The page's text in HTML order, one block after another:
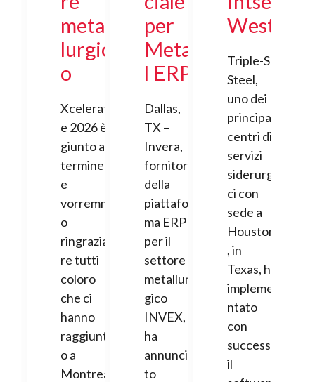
metal
lurgic
o
Xcelerat
e 2026 è
giunto al
termine
e
vorremm
o
ringrazia
re tutti
coloro
che ci
hanno
raggiunt
o a
Montrea
per
Meta
l ERP
Dallas,
TX –
Invera,
fornitore
della
piattafor
ma ERP
per il
settore
metallur
gico
INVEX,
ha
annuncia
to
West
Triple-S
Steel,
uno dei
principali
centri di
servizi
siderurgi
ci con
sede a
Houston
, in
Texas, ha
impleme
ntato
con
successo
il